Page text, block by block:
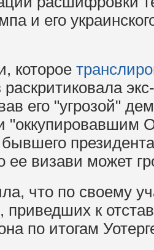
и его
которое
раскритиковала
его "угрозой"
"оккупировавшим
бывшего
ее визави может
что по своему
приведших к
по итогам